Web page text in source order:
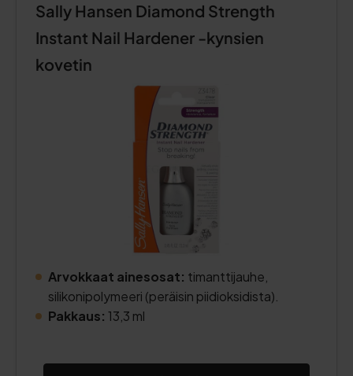
Sally Hansen Diamond Strength
Instant Nail Hardener -kynsien
kovetin
Arvokkaat ainesosat: timanttijauhe,
silikonipolymeeri (peräisin piidioksidista).
Pakkaus: 13,3 ml